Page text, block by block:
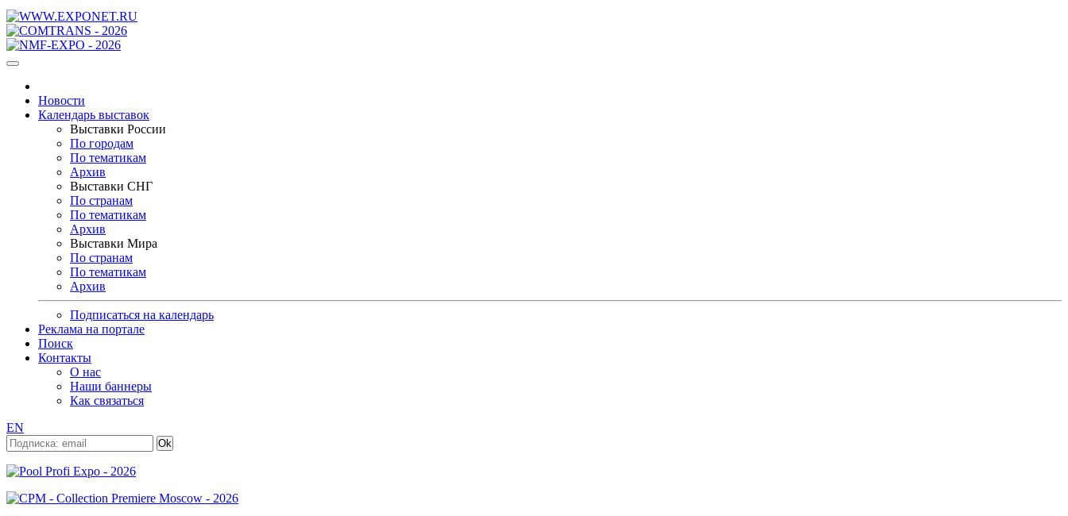
Новости
Календарь выставок
Выставки России
По городам
По тематикам
Архив
Выставки СНГ
По странам
По тематикам
Архив
Выставки Мира
По странам
По тематикам
Архив
Подписаться на календарь
Реклама на портале
Поиск
Контакты
О нас
Наши баннеры
Как связаться
EN